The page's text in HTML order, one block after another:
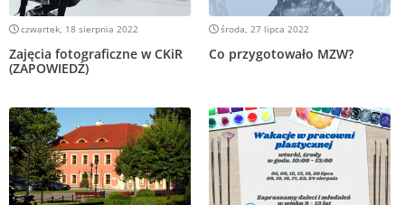
czwartek, 18 sierpnia 2022
Zajęcia fotograficzne w CKiR
(ZAPOWIEDŹ)
środa, 27 lipca 2022
Co przygotowało MZW?